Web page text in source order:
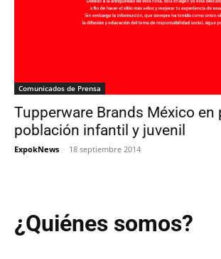
Comunicados de Prensa
Tupperware Brands México en
población infantil y juvenil
ExpokNews - 18 septiembre 2014
¿Quiénes somos?